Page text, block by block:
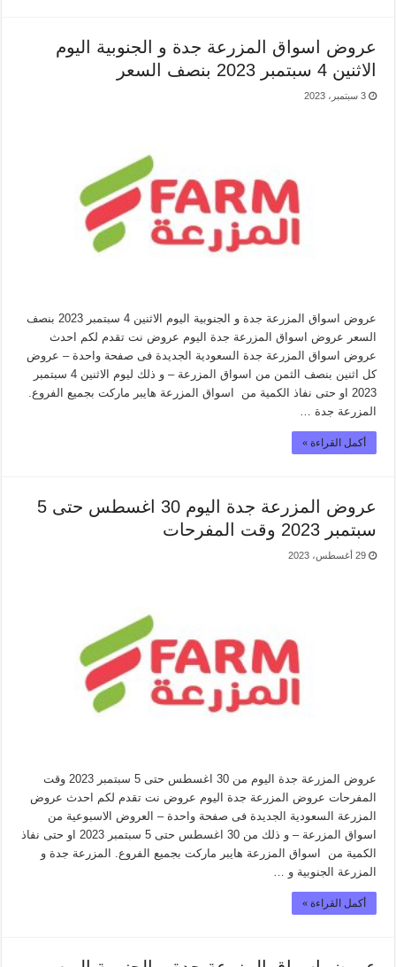
عروض اسواق المزرعة جدة و الجنوبية اليوم
الاثنين 4 سبتمبر 2023 بنصف السعر
3 سبتمبر، 2023
عروض اسواق المزرعة جدة و الجنوبية اليوم الاثنين 4 سبتمبر 2023 بنصف
السعر عروض اسواق المزرعة جدة اليوم عروض نت تقدم لكم احدث
عروض اسواق المزرعة جدة السعودية الجديدة فى صفحة واحدة – عروض
كل اثنين بنصف الثمن من اسواق المزرعة – و ذلك ليوم الاثنين 4 سبتمبر
2023 او حتى نفاذ الكمية من اسواق المزرعة هايبر ماركت بجميع الفروع.
المزرعة جدة …
أكمل القراءة »
عروض المزرعة جدة اليوم 30 اغسطس حتى 5
سبتمبر 2023 وقت المفرحات
29 أغسطس، 2023
عروض المزرعة جدة اليوم من 30 اغسطس حتى 5 سبتمبر 2023 وقت
المفرحات عروض المزرعة جدة اليوم عروض نت تقدم لكم احدث عروض
المزرعة السعودية الجديدة فى صفحة واحدة – العروض الاسبوعية من
اسواق المزرعة – و ذلك من 30 اغسطس حتى 5 سبتمبر 2023 او حتى نفاذ
الكمية من اسواق المزرعة هايبر ماركت بجميع الفروع. المزرعة جدة و
المزرعة الجنوبية و …
أكمل القراءة »